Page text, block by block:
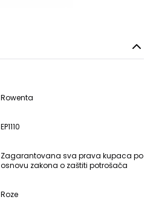
Rowenta
EP1110
Zagarantovana sva prava kupaca po
osnovu zakona o zaštiti potrošača
Roze